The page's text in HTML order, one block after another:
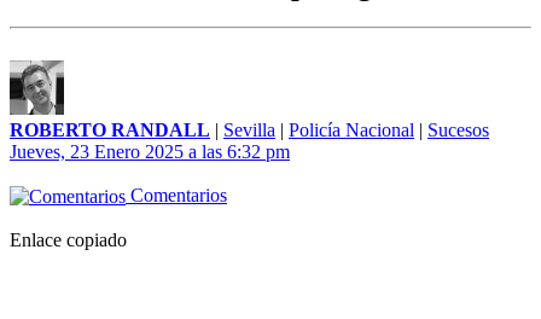
ROBERTO RANDALL | Sevilla | Policía Nacional | Sucesos
Jueves, 23 Enero 2025 a las 6:32 pm
Comentarios
Enlace copiado